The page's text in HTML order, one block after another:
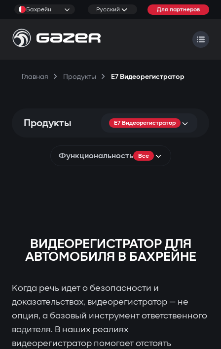
Бахрейн Русский Для партнеров
Главная Продукты E7 Видеорегистратор
Продукты E7 Видеорегистратор
Функциональность Все
ВИДЕОРЕГИСТРАТОР ДЛЯ
АВТОМОБИЛЯ В БАХРЕЙНЕ
Когда речь идет о безопасности и
доказательствах, видеорегистратор — не
опция, а базовый инструмент ответственного
водителя. В наших реалиях
видеорегистратор помогает отстоять